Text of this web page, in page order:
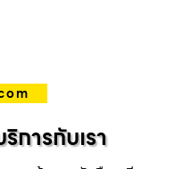
การกับเรา